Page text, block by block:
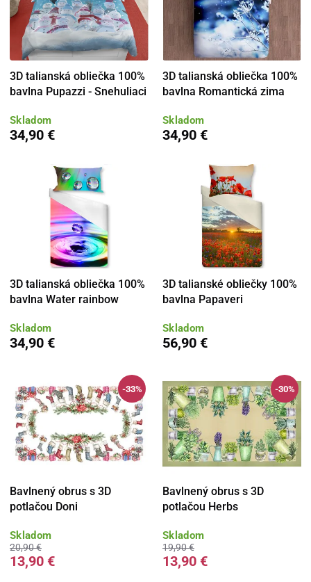
3D talianská obliečka 100%
bavlna Pupazzi - Snehuliaci
Skladom
34,90 €
3D talianská obliečka 100%
bavlna Romantická zima
Skladom
34,90 €
3D talianská obliečka 100%
bavlna Water rainbow
Skladom
34,90 €
3D talianské obliečky 100%
bavlna Papaveri
Skladom
56,90 €
-33%
Bavlnený obrus s 3D
potlačou Doni
Skladom
20,90 €
13,90 €
-30%
Bavlnený obrus s 3D
potlačou Herbs
Skladom
19,90 €
13,90 €